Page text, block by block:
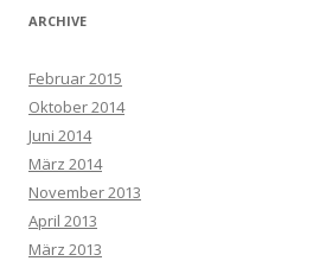
ARCHIVE
Februar 2015
Oktober 2014
Juni 2014
März 2014
November 2013
April 2013
März 2013